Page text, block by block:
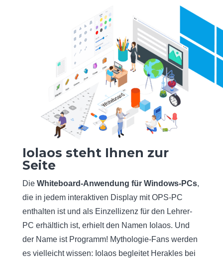
Iolaos steht Ihnen zur
Seite
Die Whiteboard-Anwendung für Windows-PCs,
die in jedem interaktiven Display mit OPS-PC
enthalten ist und als Einzellizenz für den Lehrer-
PC erhältlich ist, erhielt den Namen Iolaos. Und
der Name ist Programm! Mythologie-Fans werden
es vielleicht wissen: Iolaos begleitet Herakles bei